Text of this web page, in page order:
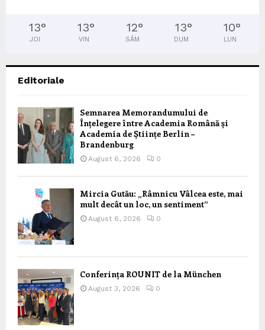
13°
JOI
13°
VIN
12°
SÂM
13°
DUM
10°
LUN
Editoriale
Semnarea Memorandumului de
Înțelegere între Academia Română și
Academia de Științe Berlin –
Brandenburg
August 6, 2026 0
Mircia Gutău: „Râmnicu Vâlcea este, mai
mult decât un loc, un sentiment”
August 6, 2026 0
Conferința ROUNIT de la München
August 3, 2026 0